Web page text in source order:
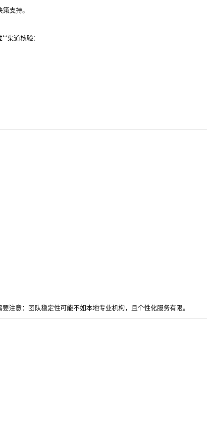
支持。
渠道核验：
注意：团队稳定性可能不如本地专业机构，且个性化服务有限。